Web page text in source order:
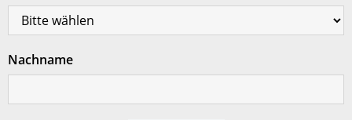
Nachname